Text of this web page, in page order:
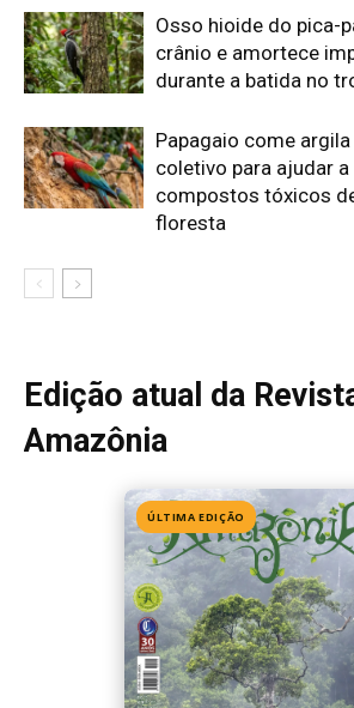
Amazônia
Edição 155· Julho 2026
📖 Ler agora